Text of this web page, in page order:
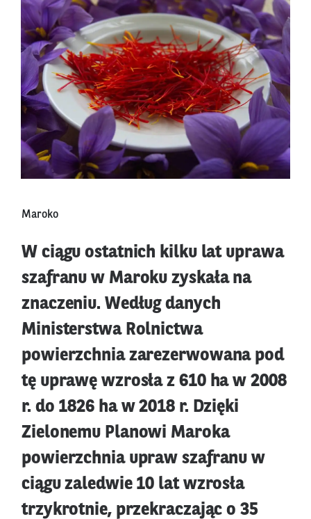
Maroko
W ciągu ostatnich kilku lat uprawa
szafranu w Maroku zyskała na
znaczeniu. Według danych
Ministerstwa Rolnictwa
powierzchnia zarezerwowana pod
tę uprawę wzrosła z 610 ha w 2008
r. do 1826 ha w 2018 r. Dzięki
Zielonemu Planowi Maroka
powierzchnia upraw szafranu w
ciągu zaledwie 10 lat wzrosła
trzykrotnie, przekraczając o 35